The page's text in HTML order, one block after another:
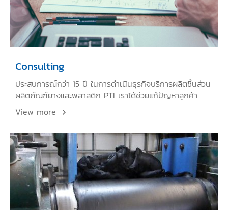
Consulting
ประสบการณ์กว่า 15 ปี ในการดำเนินธุรกิจบริการผลิตชิ้นส่วน
ผลิตภัณฑ์ยางและพลาสติก PTI เราได้ช่วยแก้ปัญหาลูกค้า
View more